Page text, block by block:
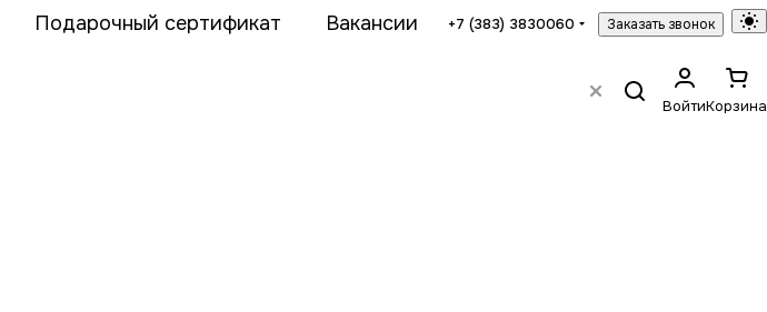
Подарочный сертификат Вакансии +7 (383) 3830060 Заказать звонок
ВойтиКорзина